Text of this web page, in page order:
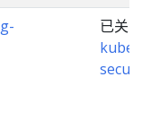
已关闭